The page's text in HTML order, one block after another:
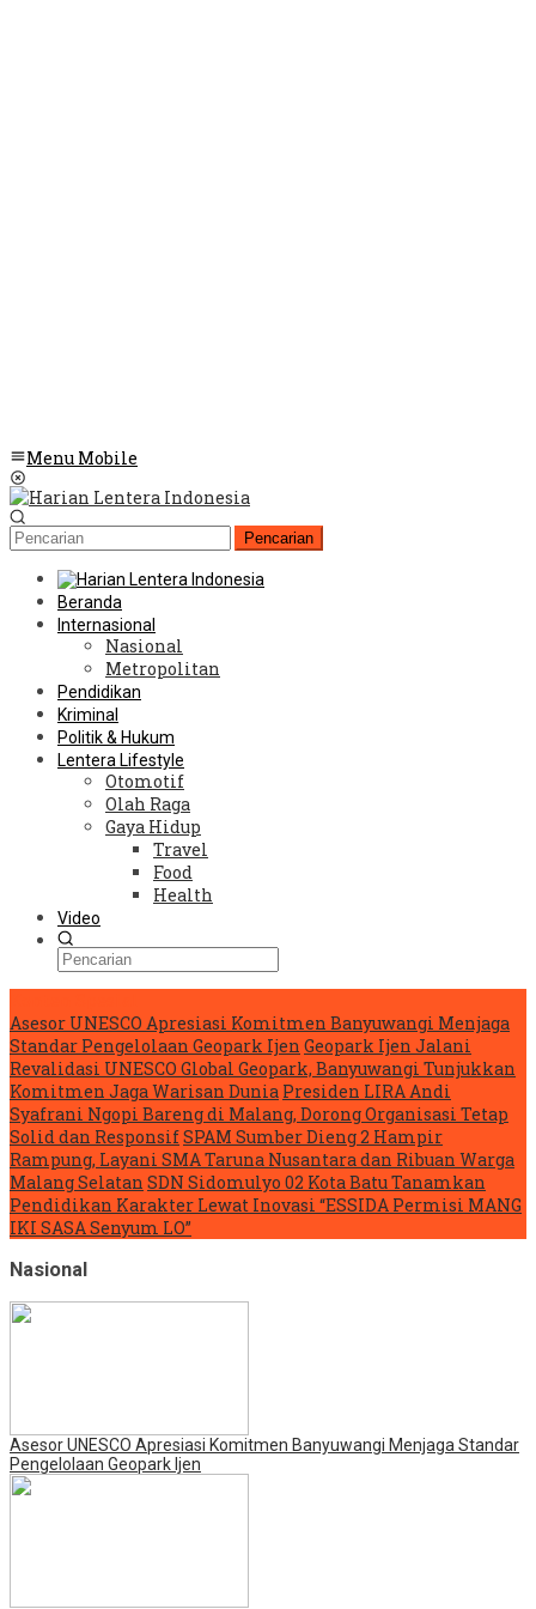
Menu Mobile
Pencarian
Beranda
Internasional
Nasional
Metropolitan
Pendidikan
Kriminal
Politik & Hukum
Lentera Lifestyle
Otomotif
Olah Raga
Gaya Hidup
Travel
Food
Health
Video
Asesor UNESCO Apresiasi Komitmen Banyuwangi Menjaga
Standar Pengelolaan Geopark Ijen Geopark Ijen Jalani
Revalidasi UNESCO Global Geopark, Banyuwangi Tunjukkan
Komitmen Jaga Warisan Dunia Presiden LIRA Andi
Syafrani Ngopi Bareng di Malang, Dorong Organisasi Tetap
Solid dan ResponsifSPAM Sumber Dieng 2 Hampir
Rampung, Layani SMA Taruna Nusantara dan Ribuan Warga
Malang Selatan SDN Sidomulyo 02 Kota Batu Tanamkan
Pendidikan Karakter Lewat Inovasi “ESSIDA Permisi MANG
IKI SASA Senyum LO”
Nasional
Asesor UNESCO Apresiasi Komitmen Banyuwangi Menjaga Standar
Pengelolaan Geopark Ijen